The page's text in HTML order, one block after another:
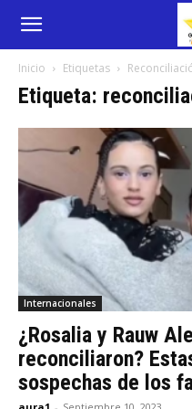
Inicio Etiquetas
Etiqueta:
Internacionales
¿Rosalia y Rauw
reconciliaron?
sospechas de los